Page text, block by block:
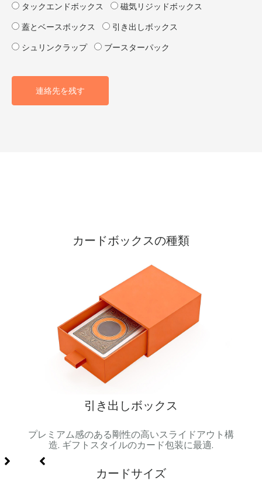
タックエンドボックス
磁気リジッドボックス
蓋とベースボックス
引き出しボックス
シュリンクラップ
ブースターパック
連絡先を残す
カードボックスの種類
引き出しボックス
プレミアム感のある剛性の高いスライドアウト構
造. ギフトスタイルのカード包装に最適.
カードサイズ